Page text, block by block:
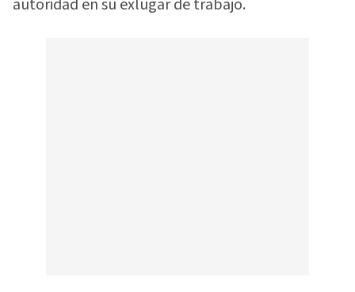
autoridad en su exlugar de trabajo.